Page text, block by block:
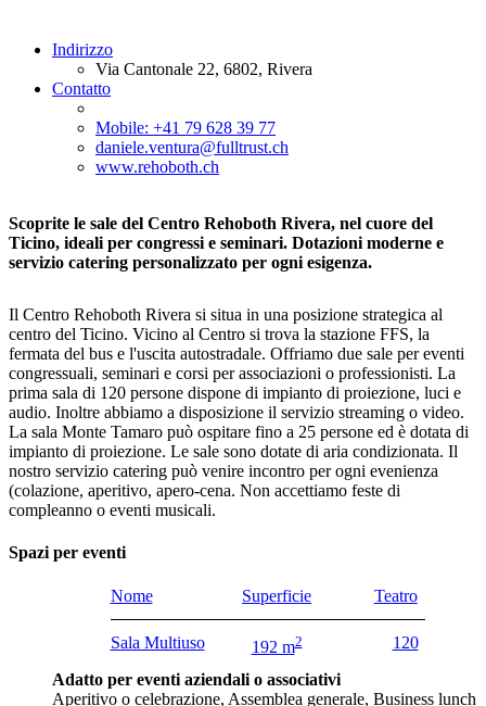
Indirizzo
Via Cantonale 22, 6802, Rivera
Contatto
Mobile: +41 79 628 39 77
daniele.ventura@fulltrust.ch
www.rehoboth.ch
Scoprite le sale del Centro Rehoboth Rivera, nel cuore del
Ticino, ideali per congressi e seminari. Dotazioni moderne e
servizio catering personalizzato per ogni esigenza.
Il Centro Rehoboth Rivera si situa in una posizione strategica al
centro del Ticino. Vicino al Centro si trova la stazione FFS, la
fermata del bus e l'uscita autostradale. Offriamo due sale per eventi
congressuali, seminari e corsi per associazioni o professionisti. La
prima sala di 120 persone dispone di impianto di proiezione, luci e
audio. Inoltre abbiamo a disposizione il servizio streaming o video.
La sala Monte Tamaro può ospitare fino a 25 persone ed è dotata di
impianto di proiezione. Le sale sono dotate di aria condizionata. Il
nostro servizio catering può venire incontro per ogni evenienza
(colazione, aperitivo, apero-cena. Non accettiamo feste di
compleanno o eventi musicali.
Spazi per eventi
Nome Superficie Teatro
Sala Multiuso 192 m2 120
Adatto per eventi aziendali o associativi
Aperitivo o celebrazione, Assemblea generale, Business lunch